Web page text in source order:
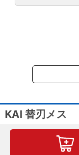
負担頂きます。
受けます。
KAI 替刃メス